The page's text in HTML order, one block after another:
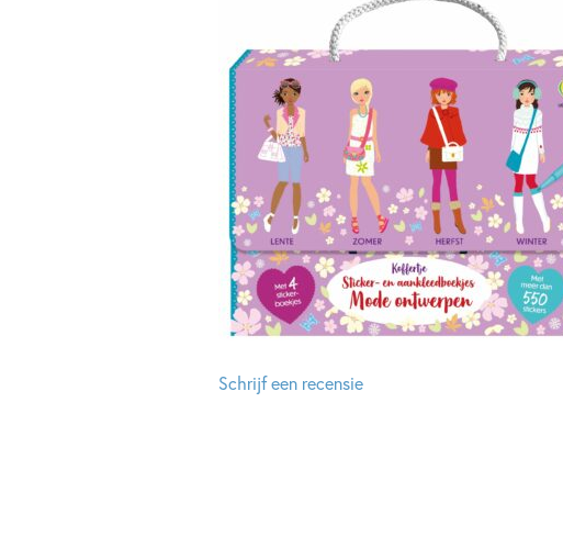
Schrijf een recensie